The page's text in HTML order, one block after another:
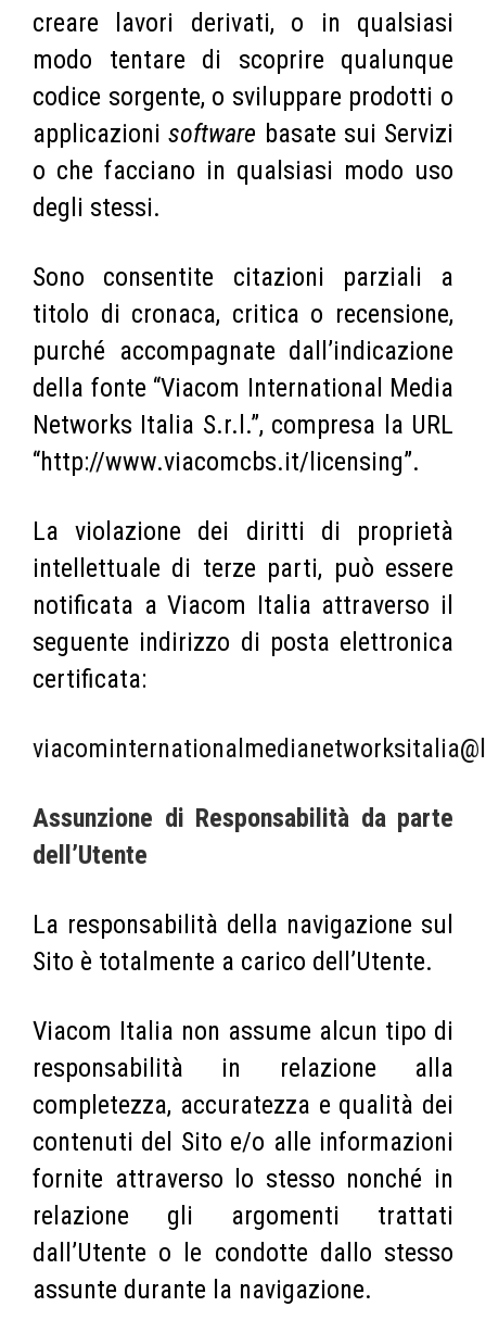
creare lavori derivati, o in qualsiasi
modo tentare di scoprire qualunque
codice sorgente, o sviluppare prodotti o
applicazionisoftware basate sui Servizi
o che facciano in qualsiasi modo uso
degli stessi.
Sono consentite citazioni parziali a
titolo di cronaca, critica o recensione,
purché accompagnate dall’indicazione
della fonte “Viacom International Media
Networks Italia S.r.l.”, compresa la URL
“http://www.viacomcbs.it/licensing”.
La violazione dei diritti di proprietà
intellettuale di terze parti, può essere
notificata a Viacom Italia attraverso il
seguente indirizzo di posta elettronica
certificata:
Assunzione di Responsabilità da parte
dell’Utente
La responsabilità della navigazione sul
Sito è totalmente a carico dell’Utente.
Viacom Italia non assume alcun tipo di
responsabilità in relazione alla
completezza, accuratezza e qualità dei
contenuti del Sito e/o alle informazioni
fornite attraverso lo stesso nonché in
relazione gli argomenti trattati
dall’Utente o le condotte dallo stesso
assunte durante la navigazione.